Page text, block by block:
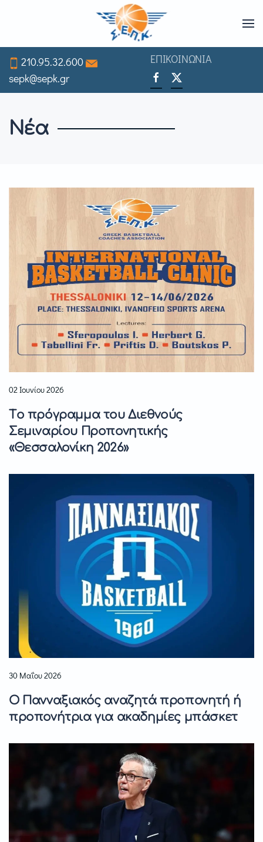
to
main
content
210.95.32.600
sepk@sepk.gr
ΕΠΙΚΟΙΝΩΝΙΑ
Νέα
02 Ιουνίου 2026
Tο πρόγραμμα του Διεθνούς
Σεμιναρίου Προπονητικής
«Θεσσαλονίκη 2026»
30 Μαΐου 2026
Ο Πανναξιακός αναζητά προπονητή ή
προπονήτρια για ακαδημίες μπάσκετ